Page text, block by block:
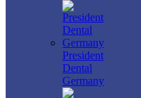
President
Dental
Germany